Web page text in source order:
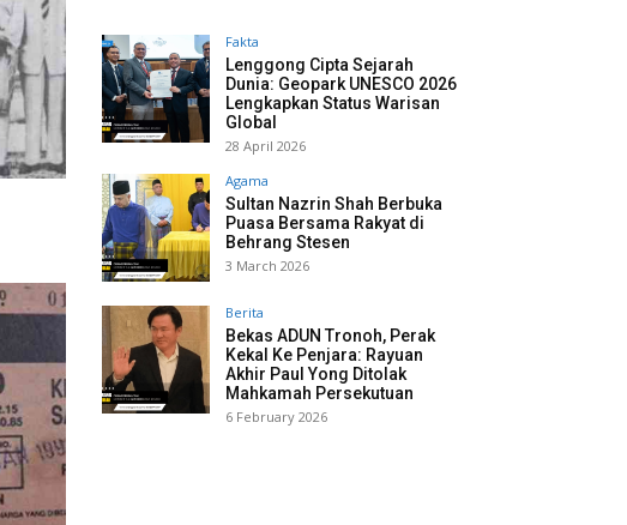
Fakta
Lenggong Cipta Sejarah
Dunia: Geopark UNESCO 2026
Lengkapkan Status Warisan
Global
28 April 2026
Agama
Sultan Nazrin Shah Berbuka
Puasa Bersama Rakyat di
Behrang Stesen
3 March 2026
Berita
Bekas ADUN Tronoh, Perak
Kekal Ke Penjara: Rayuan
Akhir Paul Yong Ditolak
Mahkamah Persekutuan
6 February 2026